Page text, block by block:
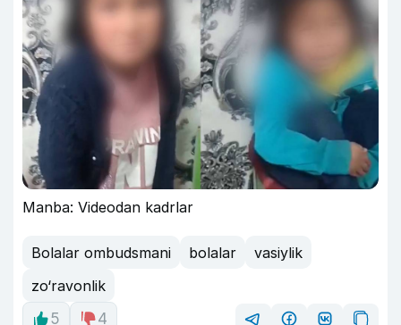
Manba: Videodan kadrlar
Bolalar ombudsmani bolalar
vasiylik
zo‘ravonlik
5
4